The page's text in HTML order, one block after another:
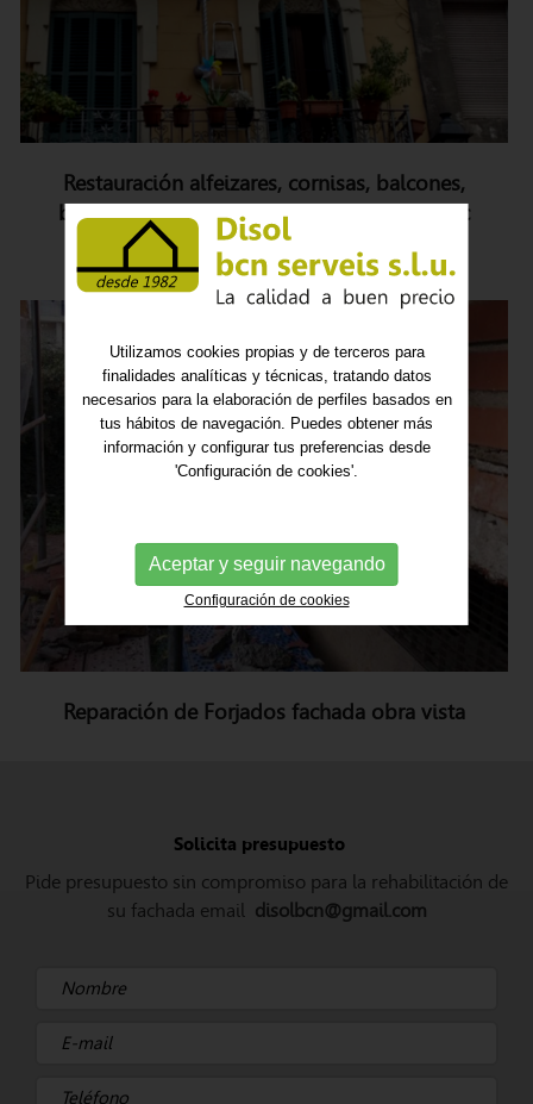
Restauración alfeizares, cornisas, balcones,
barandillas de forja, balconeras madera, etc
Reparación de Forjados fachada obra vista
Solicita presupuesto
Pide presupuesto sin compromiso para la rehabilitación de
su fachada email disolbcn@gmail.com
Utilizamos cookies propias y de terceros para
finalidades analíticas y técnicas, tratando datos
necesarios para la elaboración de perfiles basados en
tus hábitos de navegación. Puedes obtener más
información y configurar tus preferencias desde
'Configuración de cookies'.
Aceptar y seguir navegando
Configuración de cookies